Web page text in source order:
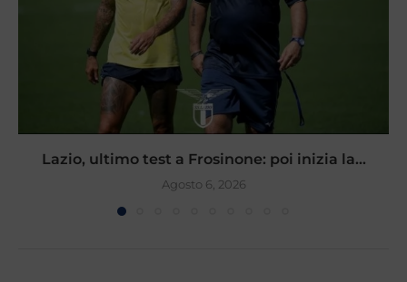
Lazio, ultimo test a Frosinone: poi inizia la...
Agosto 6, 2026